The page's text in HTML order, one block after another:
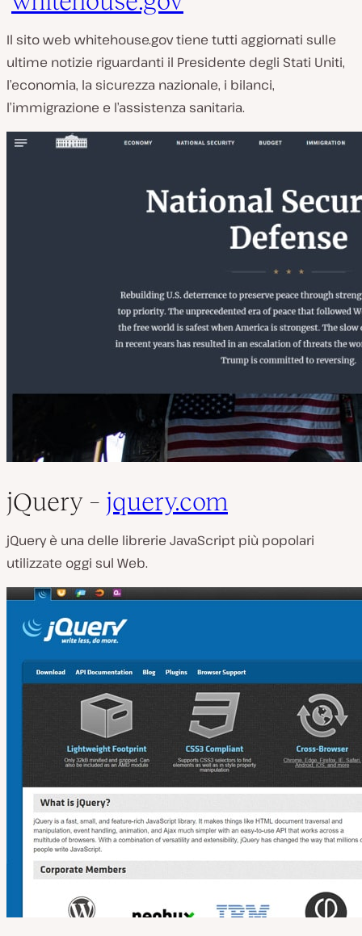
Il sito web whitehouse.gov tiene tutti aggiornati sulle
ultime notizie riguardanti il ​​Presidente degli Stati Uniti,
l’economia, la sicurezza nazionale, i bilanci,
l’immigrazione e l’assistenza sanitaria.
jQuery – jquery.com
jQuery è una delle librerie JavaScript più popolari
utilizzate oggi sul Web.